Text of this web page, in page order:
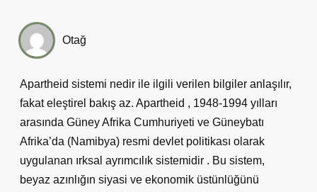
Otağ
Apartheid sistemi nedir ile ilgili verilen bilgiler anlaşılır,
fakat eleştirel bakış az. Apartheid , 1948-1994 yılları
arasında Güney Afrika Cumhuriyeti ve Güneybatı
Afrika’da (Namibya) resmi devlet politikası olarak
uygulanan ırksal ayrımcılık sistemidir . Bu sistem,
beyaz azınlığın siyasi ve ekonomik üstünlüğünü